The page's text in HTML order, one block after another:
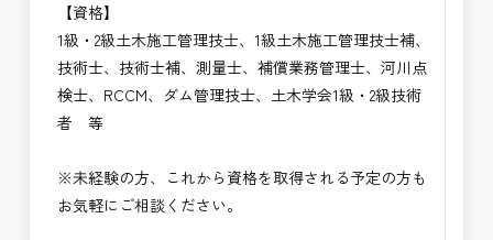
【資格】
1級・2級土木施工管理技士、1級土木施工管理技士補、
技術士、技術士補、測量士、補償業務管理士、河川点
検士、RCCM、ダム管理技士、土木学会1級・2級技術
者 等
※未経験の方、これから資格を取得される予定の方も
お気軽にご相談ください。